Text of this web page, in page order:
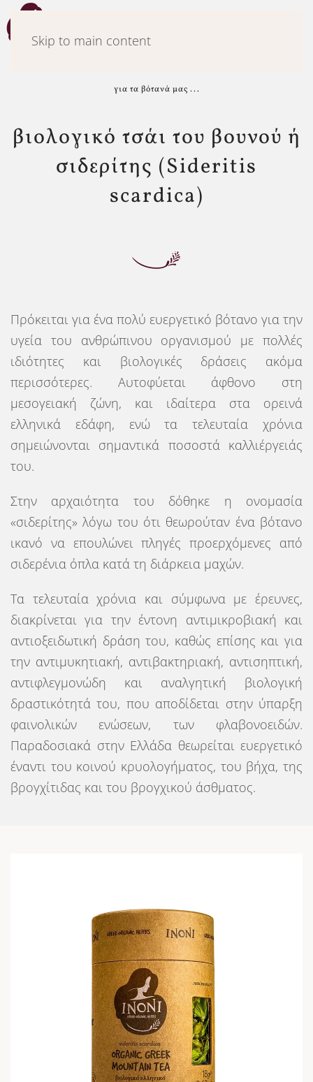
Skip to main content
για τα βότανά μας ...
βιολογικό τσάι του βουνού ή
σιδερίτης (Sideritis
scardica)
Πρόκειται για ένα πολύ ευεργετικό βότανο για την
υγεία του ανθρώπινου οργανισμού με πολλές
ιδιότητες και βιολογικές δράσεις ακόμα
περισσότερες. Αυτοφύεται άφθονο στη
μεσογειακή ζώνη, και ιδαίτερα στα ορεινά
ελληνικά εδάφη, ενώ τα τελευταία χρόνια
σημειώνονται σημαντικά ποσοστά καλλιέργειάς
του.
Στην αρχαιότητα του δόθηκε η ονομασία
«σιδερίτης» λόγω του ότι θεωρούταν ένα βότανο
ικανό να επουλώνει πληγές προερχόμενες από
σιδερένια όπλα κατά τη διάρκεια μαχών.
Τα τελευταία χρόνια και σύμφωνα με έρευνες,
διακρίνεται για την έντονη αντιμικροβιακή και
αντιοξειδωτική δράση του, καθώς επίσης και για
την αντιμυκητιακή, αντιβακτηριακή, αντισηπτική,
αντιφλεγμονώδη και αναλγητική βιολογική
δραστικότητά του, που αποδίδεται στην ύπαρξη
φαινολικών ενώσεων, των φλαβονοειδών.
Παραδοσιακά στην Ελλάδα θεωρείται ευεργετικό
έναντι του κοινού κρυολογήματος, του βήχα, της
βρογχίτιδας και του βρογχικού άσθματος.